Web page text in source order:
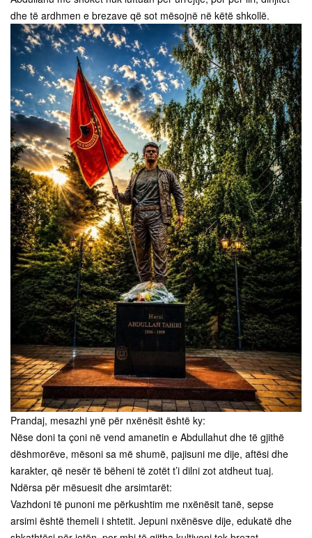
dhe të ardhmen e brezave që sot mësojnë në këtë shkollë.
Prandaj, mesazhi ynë për nxënësit është ky:
Nëse doni ta çoni në vend amanetin e Abdullahut dhe të gjithë
dëshmorëve, mësoni sa më shumë, pajisuni me dije, aftësi dhe
karakter, që nesër të bëheni të zotët t’i dilni zot atdheut tuaj.
Ndërsa për mësuesit dhe arsimtarët:
Vazhdoni të punoni me përkushtim me nxënësit tanë, sepse
arsimi është themeli i shtetit. Jepuni nxënësve dije, edukatë dhe